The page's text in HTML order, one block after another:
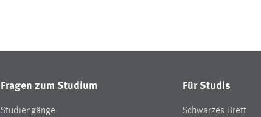
Fragen zum Studium
Studiengänge
Für Studis
Schwarzes Brett